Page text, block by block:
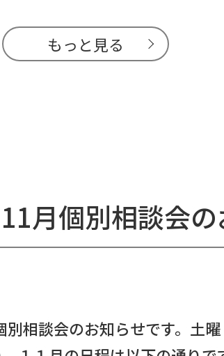
もっと見る
月個別相談会
相談会のお知らせです。土